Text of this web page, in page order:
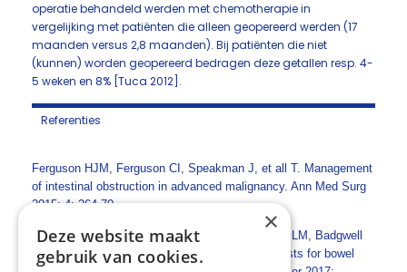
operatie behandeld werden met chemotherapie in
vergelijking met patiënten die alleen geopereerd werden (17
maanden versus 2,8 maanden). Bij patiënten die niet
(kunnen) worden geopereerd bedragen deze getallen resp. 4-
5 weken en 8% [Tuca 2012].
Referenties
Ferguson HJM, Ferguson CI, Speakman J, et all T. Management
of intestinal obstruction in advanced malignancy. Ann Med Surg
2015; 4: 264-70.
Suidan RS, He W, Sun CC, Zhao H, Ramondetta LM, Badgwell
BD, et al. Treatment patterns, outcomes, and costs for bowel
×
Deze website maakt
gebruik van cookies.